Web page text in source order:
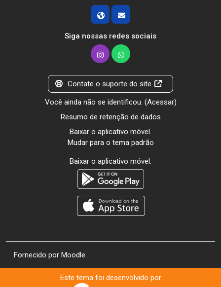
Siga nossas redes sociais
Contate o suporte do site
Você ainda não se identificou. (Acessar)
Resumo de retenção de dados
Baixar o aplicativo móvel.
Mudar para o tema padrão
Baixar o aplicativo móvel.
Fornecido por Moodle
Este tema foi desenvolvido por